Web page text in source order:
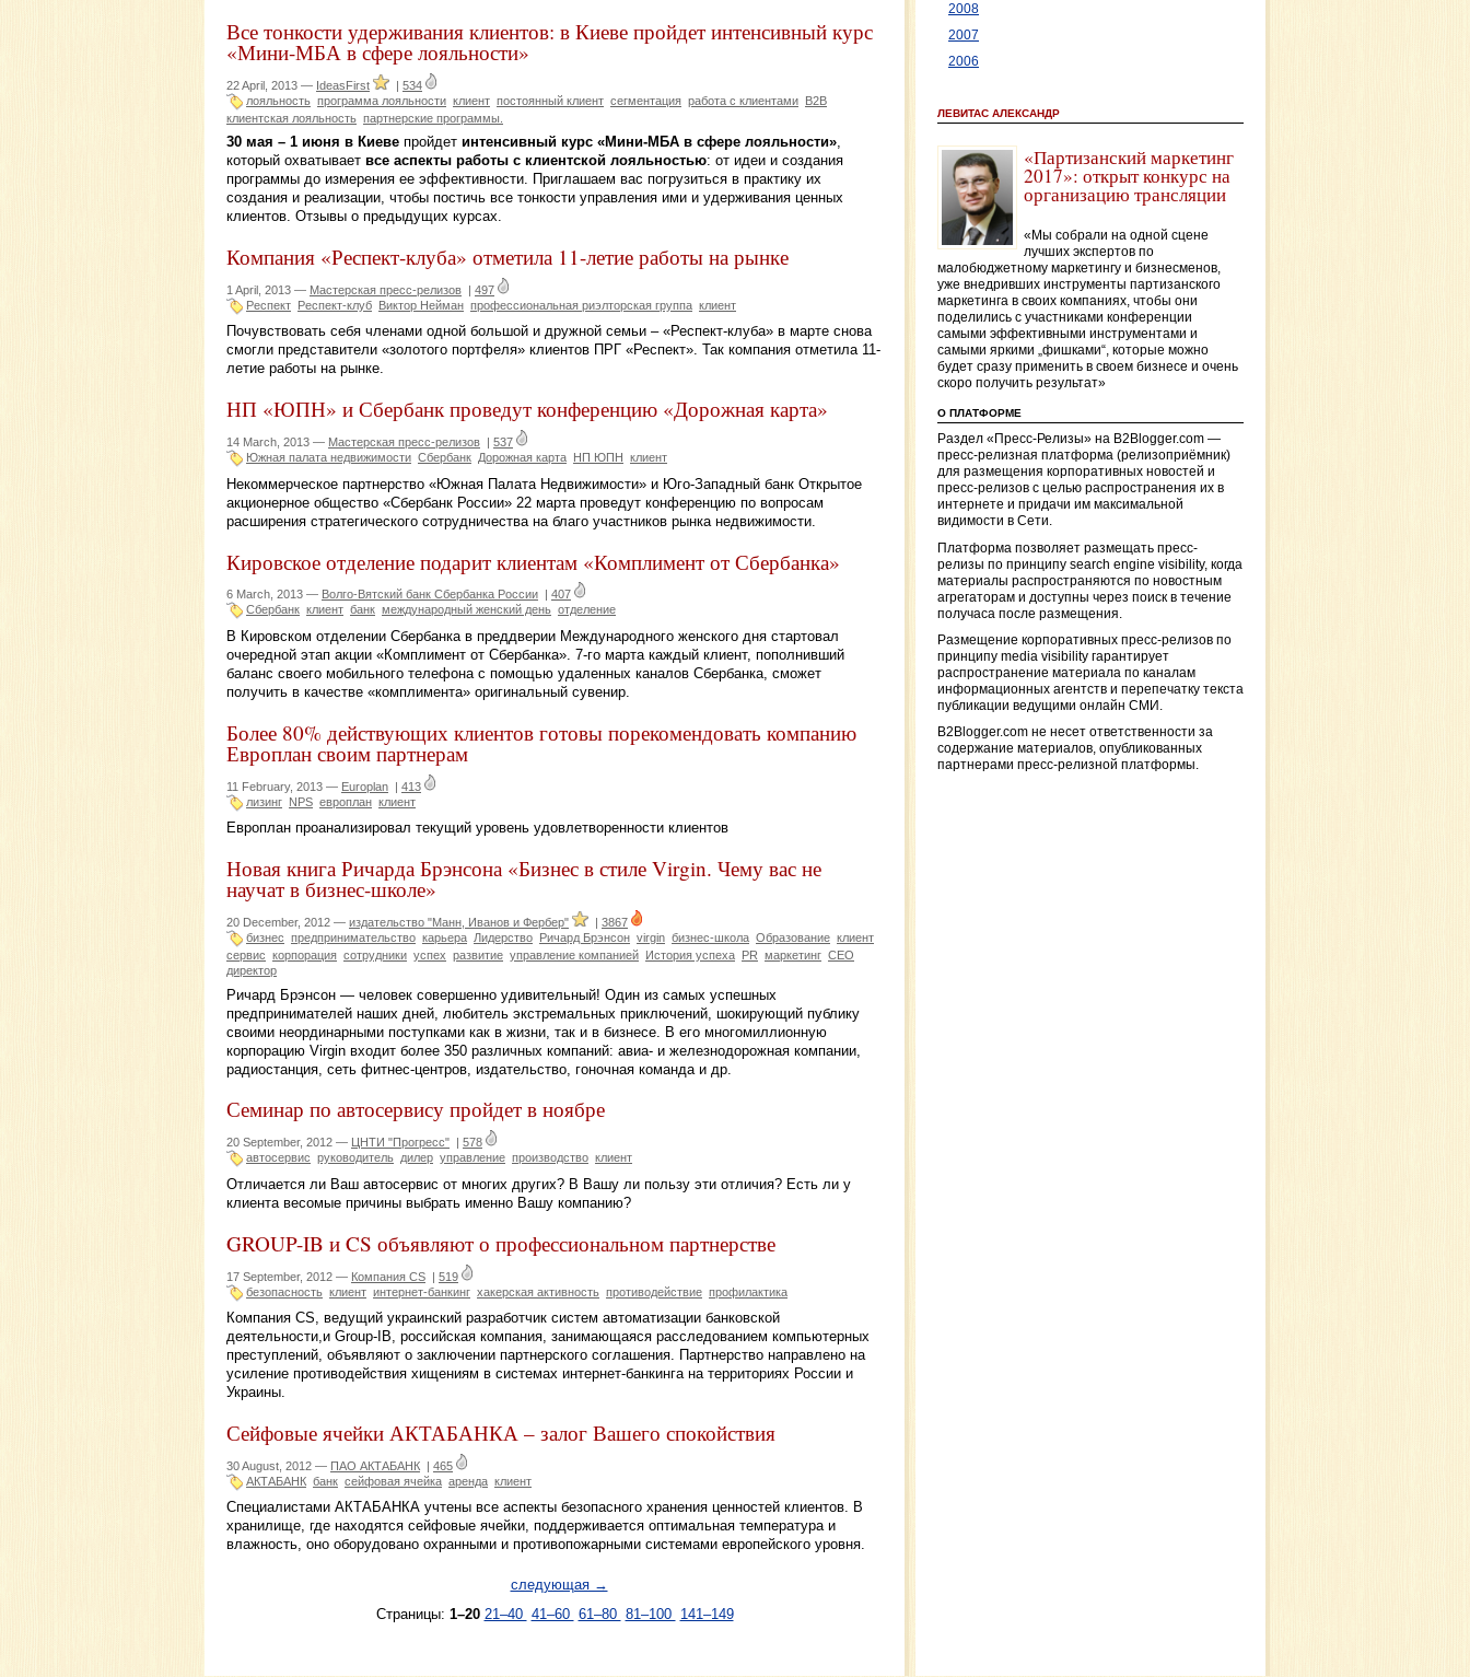
Все тонкости удерживания клиентов: в Киеве пройдет интенсивный курс
«Мини-МБА в сфере лояльности»
22 April, 2013 — IdeasFirst | 534
лояльность программа лояльности клиент постоянный клиент сегментация работа с клиентами B2B
клиентская лояльность партнерские программы.
30 мая – 1 июня в Киеве пройдет интенсивный курс «Мини-МБА в сфере лояльности»,
который охватывает все аспекты работы с клиентской лояльностью: от идеи и создания
программы до измерения ее эффективности. Приглашаем вас погрузиться в практику их
создания и реализации, чтобы постичь все тонкости управления ими и удерживания ценных
клиентов. Отзывы о предыдущих курсах.
Компания «Респект-клуба» отметила 11-летие работы на рынке
1 April, 2013 — Мастерская пресс-релизов | 497
Респект Респект-клуб Виктор Нейман профессиональная риэлторская группа клиент
Почувствовать себя членами одной большой и дружной семьи – «Респект-клуба» в марте снова
смогли представители «золотого портфеля» клиентов ПРГ «Респект». Так компания отметила 11-
летие работы на рынке.
НП «ЮПН» и Сбербанк проведут конференцию «Дорожная карта»
14 March, 2013 — Мастерская пресс-релизов
537
Южная палата недвижимости Сбербанк Дорожная карта НП ЮПН клиент
Некоммерческое партнерство «Южная Палата Недвижимости» и Юго-Западный банк Открытое
акционерное общество «Сбербанк России» 22 марта проведут конференцию по вопросам
расширения стратегического сотрудничества на благо участников рынка недвижимости.
Кировское отделение подарит клиентам «Комплимент от Сбербанка»
6 March, 2013 — Волго-Вятский банк Сбербанка России
407
Сбербанк клиент банк международный женский день отделение
В Кировском отделении Сбербанка в преддверии Международного женского дня стартовал
очередной этап акции «Комплимент от Сбербанка». 7-го марта каждый клиент, пополнивший
баланс своего мобильного телефона с помощью удаленных каналов Сбербанка, сможет
получить в качестве «комплимента» оригинальный сувенир.
Более 80% действующих клиентов готовы порекомендовать компанию
Европлан своим партнерам
11 February, 2013 — Europlan | 413
лизинг NPS европлан клиент
Европлан проанализировал текущий уровень удовлетворенности клиентов
Новая книга Ричарда Брэнсона «Бизнес в стиле Virgin. Чему вас не
научат в бизнес-школе»
20 December, 2012 — издательство "Манн, Иванов и Фербер" | 3867
бизнес предпринимательство карьера Лидерство Ричард Брэнсон virgin бизнес-школа Образование клиент
сервис корпорация сотрудники успех развитие управление компанией История успеха PR маркетинг CEO
директор
Ричард Брэнсон — человек совершенно удивительный! Один из самых успешных
предпринимателей наших дней, любитель экстремальных приключений, шокирующий публику
своими неординарными поступками как в жизни, так и в бизнесе. В его многомиллионную
корпорацию Virgin входит более 350 различных компаний: авиа- и железнодорожная компании,
радиостанция, сеть фитнес-центров, издательство, гоночная команда и др.
Семинар по автосервису пройдет в ноябре
20 September, 2012 — ЦНТИ "Прогресс"
578
автосервис руководитель дилер управление производство клиент
Отличается ли Ваш автосервис от многих других? В Вашу ли пользу эти отличия? Есть ли у
клиента весомые причины выбрать именно Вашу компанию?
GROUP-IB и CS объявляют о профессиональном партнерстве
17 September, 2012 — Компания CS | 519
безопасность клиент интернет-банкинг хакерская активность противодействие профилактика
Компания CS, ведущий украинский разработчик систем автоматизации банковской
деятельности,и Group-IB, российская компания, занимающаяся расследованием компьютерных
преступлений, объявляют о заключении партнерского соглашения. Партнерство направлено на
усиление противодействия хищениям в системах интернет-банкинга на территориях России и
Украины.
Сейфовые ячейки АКТАБАНКА – залог Вашего спокойствия
30 August, 2012 — ПАО АКТАБАНК | 465
АКТАБАНК банк сейфовая ячейка аренда клиент
Специалистами АКТАБАНКА учтены все аспекты безопасного хранения ценностей клиентов. В
хранилище, где находятся сейфовые ячейки, поддерживается оптимальная температура и
влажность, оно оборудовано охранными и противопожарными системами европейского уровня.
следующая →
Страницы: 1–20 21–40 41–60 61–80 81–100 141–149
2008
2007
2006
ЛЕВИТАС АЛЕКСАНДР
«Партизанский маркетинг
2017»: открыт конкурс на
организацию трансляции
«Мы собрали на одной сцене
лучших экспертов по
малобюджетному маркетингу и бизнесменов,
уже внедривших инструменты партизанского
маркетинга в своих компаниях, чтобы они
поделились с участниками конференции
самыми эффективными инструментами и
самыми яркими „фишками“, которые можно
будет сразу применить в своем бизнесе и очень
скоро получить результат»
О ПЛАТФОРМЕ
Раздел «Пресс-Релизы» на B2Blogger.com —
пресс-релизная платформа (релизоприёмник)
для размещения корпоративных новостей и
пресс-релизов с целью распространения их в
интернете и придачи им максимальной
видимости в Сети.
Платформа позволяет размещать пресс-
релизы по принципу search engine visibility, когда
материалы распространяются по новостным
агрегаторам и доступны через поиск в течение
получаса после размещения.
Размещение корпоративных пресс-релизов по
принципу media visibility гарантирует
распространение материала по каналам
информационных агентств и перепечатку текста
публикации ведущими онлайн СМИ.
B2Blogger.com не несет ответственности за
содержание материалов, опубликованных
партнерами пресс-релизной платформы.